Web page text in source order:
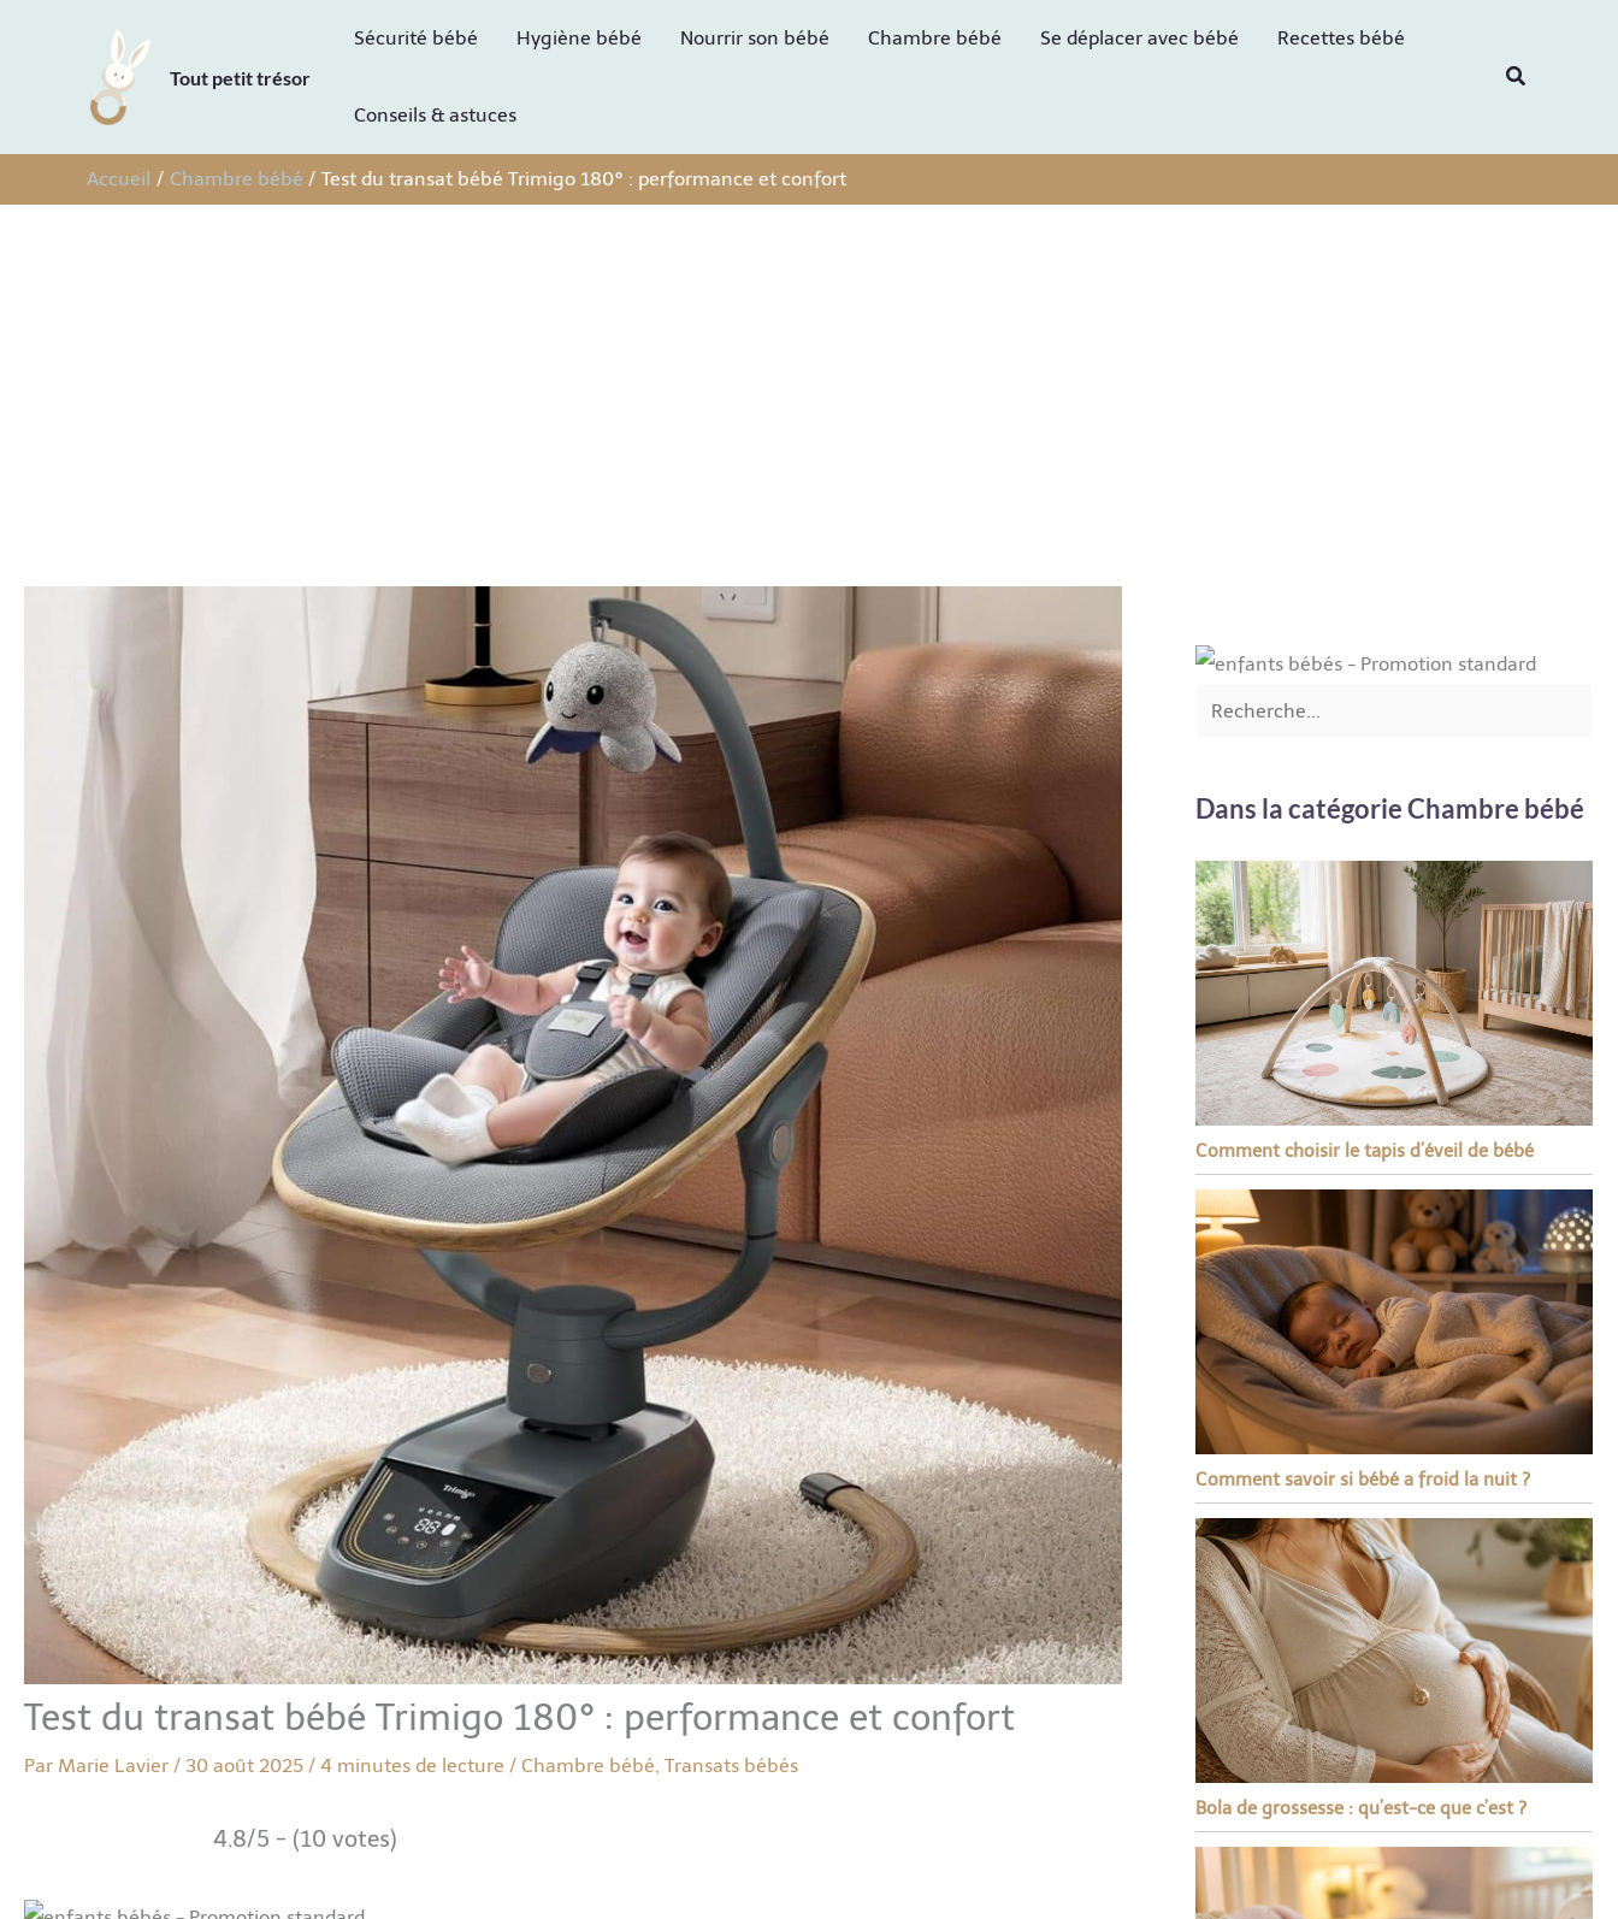
Tout petit trésor
Sécurité bébé Hygiène bébé Nourrir son bébé Chambre bébé Se déplacer avec bébé Recettes bébé
Conseils & astuces
Rechercher
Accueil Chambre bébé Test du transat bébé Trimigo 180° : performance et confort
Test du transat bébé Trimigo 180° : performance et confort
Par Marie Lavier / 30 août 2025 / 4 minutes de lecture / Chambre bébé Transats bébés
4.8/5 - (10 votes)
r
Dans la catégorie Chambre bébé
Comment choisir le tapis d’éveil de bébé
Comment savoir si bébé a froid la nuit ?
Bola de grossesse : qu’est-ce que c’est ?